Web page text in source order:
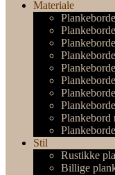
Materiale
Plankebord
Stil
Rustikke
Billige